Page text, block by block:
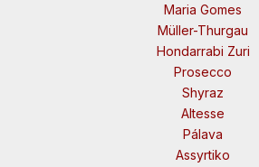
Maria Gomes
Müller-Thurgau
Hondarrabi Zuri
Prosecco
Shyraz
Altesse
Pálava
Assyrtiko